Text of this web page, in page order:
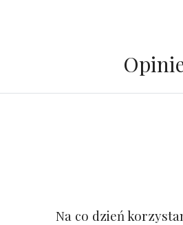
Na co dzień